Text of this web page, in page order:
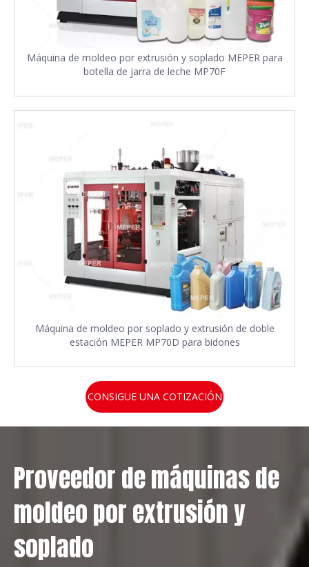
Máquina de moldeo por extrusión y soplado MEPER para
botella de jarra de leche MP70F
Máquina de moldeo por soplado y extrusión de doble
estación MEPER MP70D para bidones
CONSIGUE UNA COTIZACIÓN
Proveedor de máquinas de
moldeo por extrusión y
soplado